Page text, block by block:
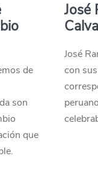
de
son
que
José
José
con